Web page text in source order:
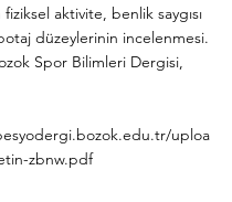
aktivite, benlik saygısı
düzeylerinin incelenmesi.
Spor Bilimleri Dergisi,
uploa
zbnw.pdf